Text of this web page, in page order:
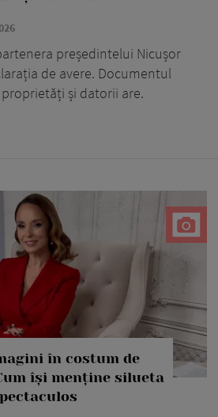
președintelui Nicușor
de avere. Documentul
și datorii are.
în costum de
își menține silueta